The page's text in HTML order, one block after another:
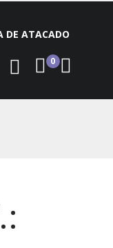
DE ATACADO
0